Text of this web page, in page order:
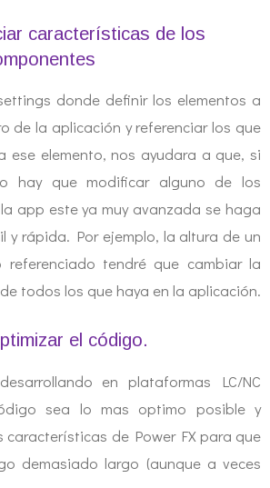
características de los
donde definir los elementos a
de la aplicación y referenciar los que
ese elemento, nos ayudara a que, si
hay que modificar alguno de los
app este ya muy avanzada se haga
y rápida. Por ejemplo, la altura de un
tendré que cambiar la
todos los que haya en la aplicación.
el código.
en plataformas LC/NC
sea lo mas optimo posible y
características de Power FX para que
demasiado largo (aunque a veces